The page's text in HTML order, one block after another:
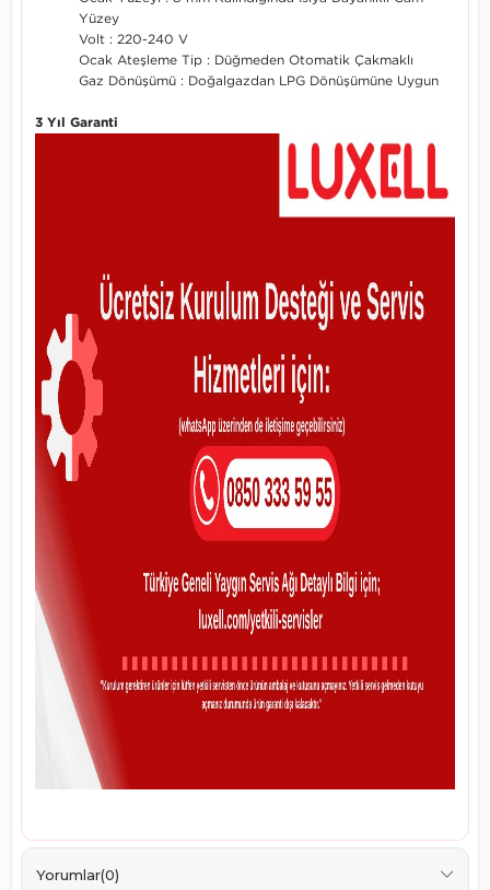
Yüzey
Volt : 220-240 V
Ocak Ateşleme Tip : Düğmeden Otomatik Çakmaklı
Gaz Dönüşümü : Doğalgazdan LPG Dönüşümüne Uygun
3 Yıl Garanti
Yorumlar(0)